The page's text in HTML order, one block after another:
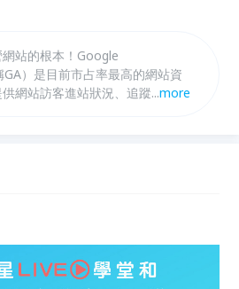
站的根本！Google
）是目前市占率最高的網站資
網站訪客進站狀況、追蹤瀏覽量
...more